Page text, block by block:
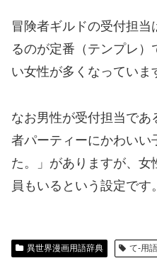
冒険者ギルドの受付担
るのが定番（テンプレ
い女性が多くなっていま
なお男性が受付担当であ
者パーティーにかわいい
た。」がありますが、
員もいるという設定です。
異世界漫画用語辞典 て-用語